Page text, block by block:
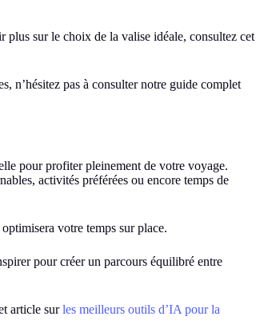
plus sur le choix de la valise idéale, consultez cet
n’hésitez pas à consulter notre guide complet
pour profiter pleinement de votre voyage.
activités préférées ou encore temps de
votre temps sur place.
pour créer un parcours équilibré entre
article surles meilleurs outils d’IA pour la